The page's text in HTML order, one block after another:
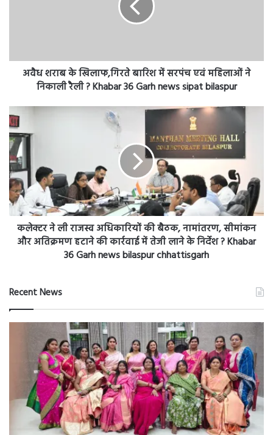
निकाली
?
Khabar
36
Garh
news
sipat
bilaspur
अवैध शराब के खिलाफ,गिरते बारिश में सरपंच एवं महिलाओं ने
निकाली रैली ? Khabar 36 Garh news sipat bilaspur
कलेक्टर
ने
ली
राजस्व
अधिकारियों
की
बैठक,
नामांतरण,
सीमांकन
और
अतिक्रमण
हटाने
में
तेजी
लाने
के
news
bilaspur
chhattisgarh
कलेक्टर ने ली राजस्व अधिकारियों की बैठक, नामांतरण, सीमांकन
और अतिक्रमण हटाने की कार्रवाई में तेजी लाने के निर्देश ? Khabar
36 Garh news bilaspur chhattisgarh
Recent News